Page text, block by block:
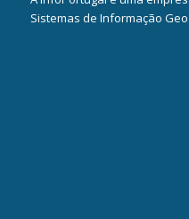
Sistemas de Informação